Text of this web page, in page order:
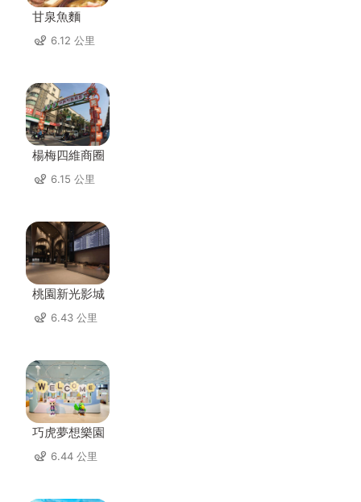
甘泉魚麵
6.12 公里
楊梅四維商圈
6.15 公里
桃園新光影城
6.43 公里
巧虎夢想樂園
6.44 公里